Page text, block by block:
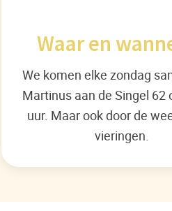
Waar en
We komen elke zondag
Martinus aan de Singel 62
uur. Maar ook door de
vieringen.